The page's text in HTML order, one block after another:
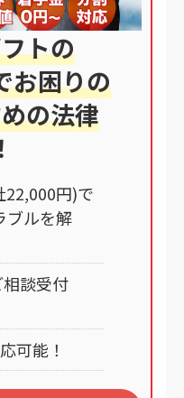
トの
お困りの
の法律
！
円)で
ブルを解
談受付
可能！